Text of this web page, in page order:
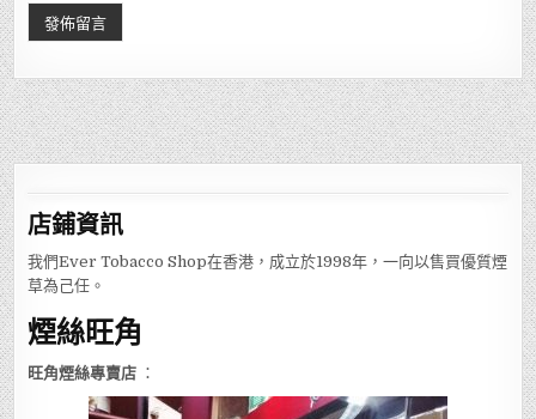
店鋪資訊
我們Ever Tobacco Shop在香港，成立於1998年，一向以售買優質煙
草為己任。
煙絲旺角
旺角煙絲專賣店 ：